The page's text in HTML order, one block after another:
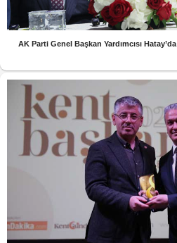
AK Parti Genel Başkan Yardımcısı Hatay’da